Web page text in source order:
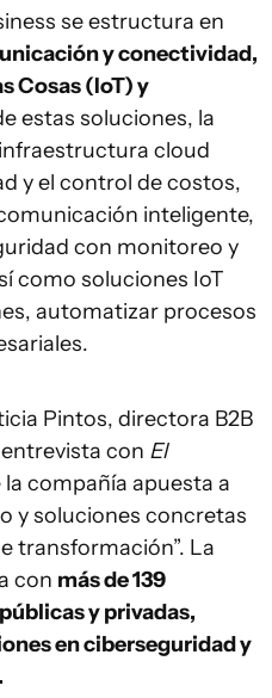
se estructura en
y conectividad,
Cosas (IoT) y
estas soluciones, la
cloud
y el control de costos,
inteligente,
con monitoreo y
como soluciones IoT
automatizar procesos
Pintos, directora B2B
con El
compañía apuesta a
y soluciones concretas
transformación”. La
con más de 139
y privadas,
en ciberseguridad y